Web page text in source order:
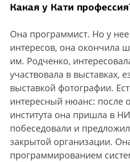
Какая у Кати
Она программист. Но у
интересов, она окончила
им. Родченко,
участвовала в выставках,
выставкой фотографии.
интересный нюанс: после
института она пришла в
побеседовали и
закрытой организации.
программированием